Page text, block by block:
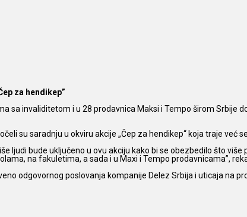
za hendikep”
sa invaliditetom i u 28 prodavnica Maksi i Tempo širom Srbije
su saradnju u okviru akcije „Čep za hendikep“ koja traje već
ljudi bude uključeno u ovu akciju kako bi se obezbedilo što
na fakuletima, a sada i u Maxi i Tempo prodavnicama”,
odgovornog poslovanja kompanije Delez Srbija i uticaja na